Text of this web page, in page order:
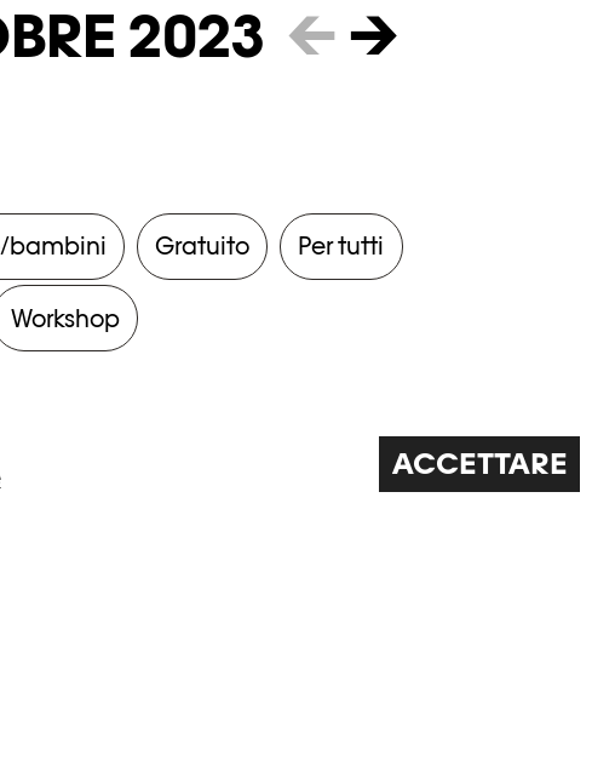
ACCETTARE
2023 ← →
bambini Gratuito Per tutti
Workshop